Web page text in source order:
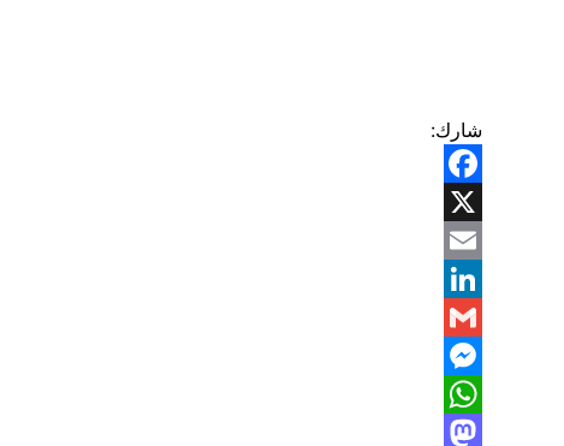
شارك:
Facebook
X
Email
LinkedIn
Gmail
Messenger
WhatsApp